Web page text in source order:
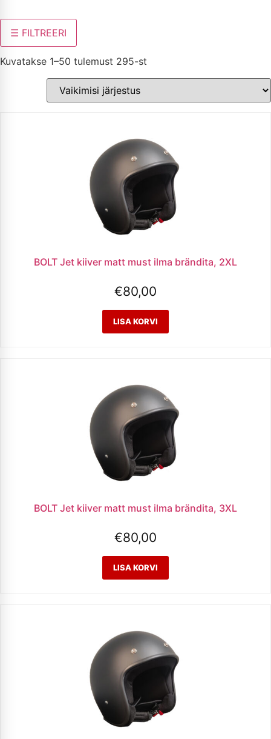
☰ FILTREERI
Kuvatakse 1–50 tulemust 295-st
BOLT Jet kiiver matt must ilma brändita, 2XL
€80,00
BOLT Jet kiiver matt must ilma brändita, 3XL
€80,00